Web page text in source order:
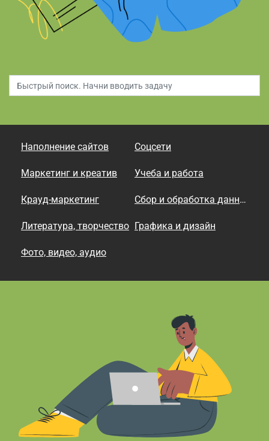
Наполнение сайтов Соцсети
Маркетинг и креатив Учеба и работа
Крауд-маркетинг Сбор и обработка данных
Литература, творчество Графика и дизайн
Фото, видео, аудио